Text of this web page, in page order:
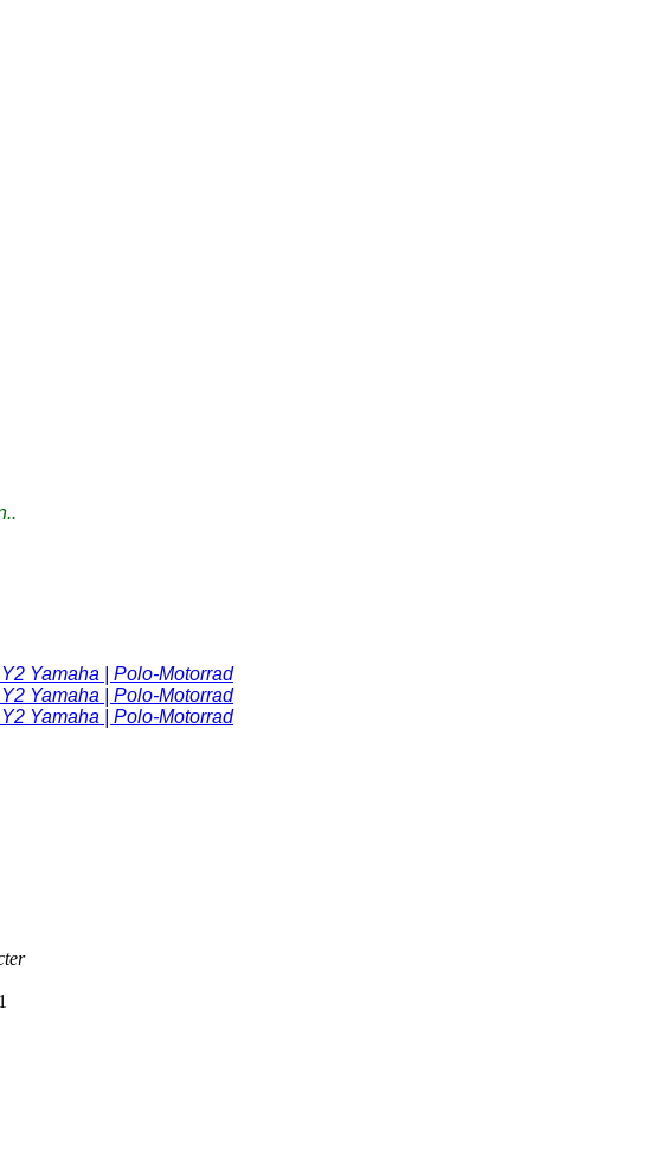
Yamaha | Polo-Motorrad
Yamaha | Polo-Motorrad
Yamaha | Polo-Motorrad